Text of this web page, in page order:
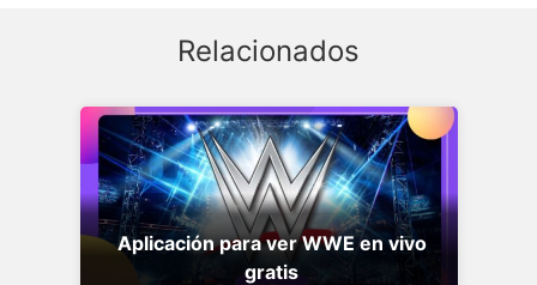
Relacionados
Aplicación para ver WWE en vivo
gratis